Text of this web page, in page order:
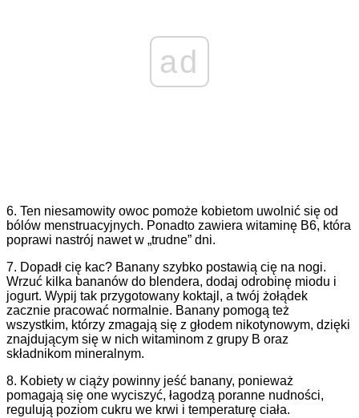
ad
6. Ten niesamowity owoc pomoże kobietom uwolnić się od
bólów menstruacyjnych. Ponadto zawiera witaminę B6, która
poprawi nastrój nawet w „trudne” dni.
7. Dopadł cię kac? Banany szybko postawią cię na nogi.
Wrzuć kilka bananów do blendera, dodaj odrobinę miodu i
jogurt. Wypij tak przygotowany koktajl, a twój żołądek
zacznie pracować normalnie. Banany pomogą też
wszystkim, którzy zmagają się z głodem nikotynowym, dzięki
znajdującym się w nich witaminom z grupy B oraz
składnikom mineralnym.
8. Kobiety w ciąży powinny jeść banany, ponieważ
pomagają się one wyciszyć, łagodzą poranne nudności,
regulują poziom cukru we krwi i temperaturę ciała.